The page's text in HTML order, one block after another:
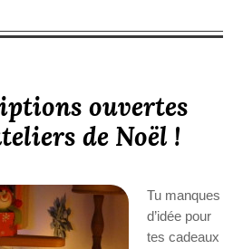
ouvertes
de Noël !
Tu manques
d’idée pour
tes cadeaux